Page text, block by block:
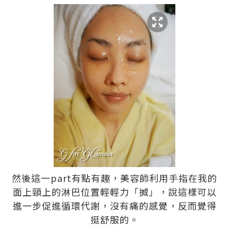
然後這一part有點有趣，美容師利用手指在我的
面上頸上的淋巴位置輕輕力「搣」，說這樣可以
進一步促進循環代謝，沒有痛的感覺，反而覺得
挺舒服的。